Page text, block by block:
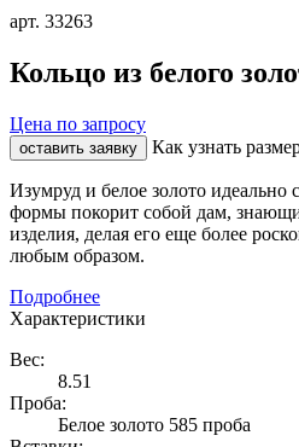
арт. 33263
Кольцо из белого
Цена по запросу
оставить заявку Как узнать
Изумруд и белое золото
формы покорит собой дам,
изделия, делая его еще более
любым образом.
Подробнее
Характеристики
Вес:
8.51
Проба:
Белое золото 585 проба